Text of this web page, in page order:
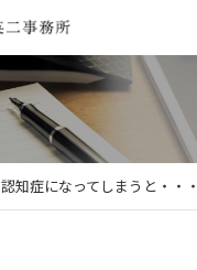
認知症になってしまうと・・・